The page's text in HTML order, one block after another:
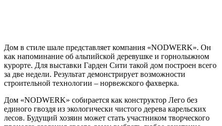
Дом в стиле шале представляет компания «NODWERK». Он
как напоминание об альпийской деревушке и горнолыжном
курорте. Для выставки Гарден Сити такой дом построен всего
за две недели. Результат демонстрирует возможности
строительной технологии – норвежского фахверка.
Дом «NODWERK» собирается как конструктор Лего без
единого гвоздя из экологически чистого дерева карельских
лесов. Будущий хозяин может стать участником творческого